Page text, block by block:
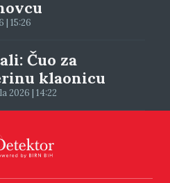
| 15:26
Čuo za
klaonicu
2026 | 14:22